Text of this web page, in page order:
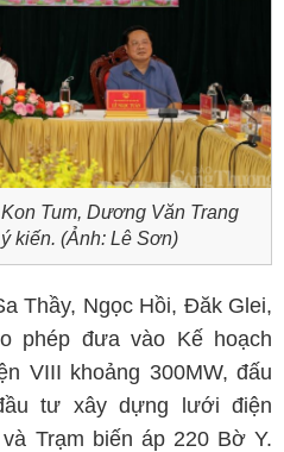
Tum, Dương Văn Trang
kiến. (Ảnh: Lê Sơn)
Thầy, Ngọc Hồi, Đăk Glei,
phép đưa vào Kế hoạch
VIII khoảng 300MW, đấu
tư xây dựng lưới điện
Trạm biến áp 220 Bờ Y.